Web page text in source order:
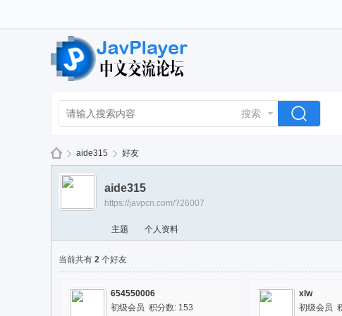
搜索
›
aide315 好友
aide315
https://javpcn.com/?26007
主题 个人资料
当前共有 2 个好友
654550006
初级会员 积分数: 153
xlw
初级会员